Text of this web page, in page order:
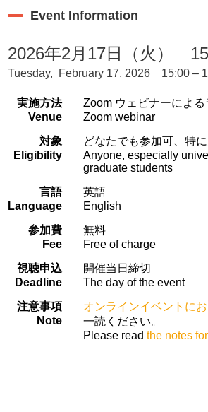
Event Information
2026年2月17日（火）
Tuesday, February 17, 2026 15:00 –
実施方法
Venue
Zoom ウェビナーによ
Zoom webinar
対象
Eligibility
どなたでも参加可、特
Anyone, especially
graduate students
言語
Language
英語
English
参加費
Fee
無料
Free of charge
視聴申込
Deadline
開催当日締切
The day of the event
注意事項
Note
オンラインイベントに
一読ください。
Please readthe notes